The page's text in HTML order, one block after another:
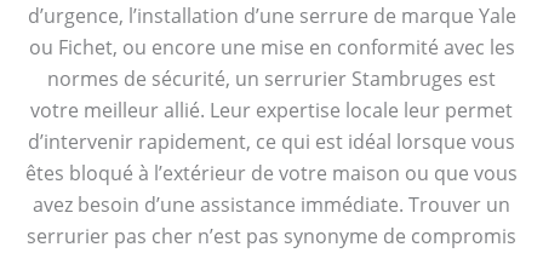
d’urgence, l’installation d’une serrure de marque Yale
ou Fichet, ou encore une mise en conformité avec les
normes de sécurité, un serrurier Stambruges est
votre meilleur allié. Leur expertise locale leur permet
d’intervenir rapidement, ce qui est idéal lorsque vous
êtes bloqué à l’extérieur de votre maison ou que vous
avez besoin d’une assistance immédiate. Trouver un
serrurier pas cher n’est pas synonyme de compromis